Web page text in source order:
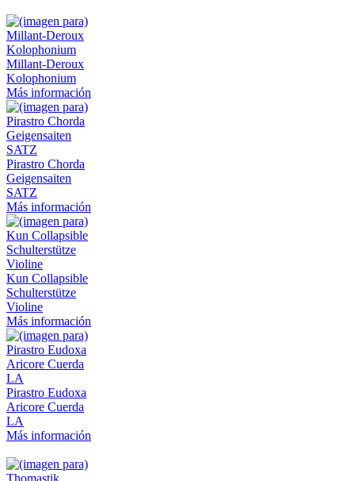
Millant-Deroux
Kolophonium
Más información
Pirastro Chorda
Geigensaiten
SATZ
Más información
Kun Collapsible
Schulterstütze
Violine
Más información
Pirastro Eudoxa
Aricore Cuerda
LA
Más información